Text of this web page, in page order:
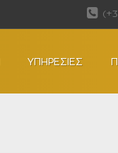
ΥΠΗΡΕΣΙΕΣ